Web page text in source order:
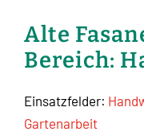
Alte
Bereich:
Einsatzfelder:
Gartenarbeit